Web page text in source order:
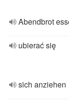
Abendbrot
ubierać się
sich anziehen